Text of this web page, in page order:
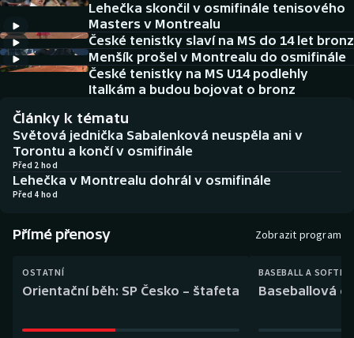
DALŠÍ SPORTY
Americký fotbal
Basketbal
Biatlon
Curling
Dostihy
NEPŘEHLÉDNĚTE
Historické návraty
Aplikace ČT sport
Lehečka skončil v osmifinále tenisového
Masters v Montrealu
České tenistky slaví na MS do 14 let bronz
Menšík prošel v Montrealu do osmifinále
České tenistky na MS U14 podlehly
Italkám a budou bojovat o bronz
Články k tématu
Světová jednička Sabalenková neuspěla ani v
Torontu a končí v osmifinále
Před 2 hod
Lehečka v Montrealu dohrál v osmifinále
Před 4 hod
Přímé přenosy Zobrazit program
OSTATNÍ
Orientační běh: SP Česko – štafeta
BASEBALL A
Baseballová